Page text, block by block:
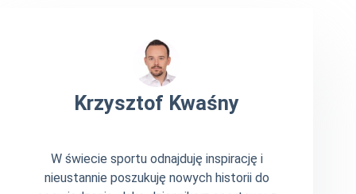
Krzysztof Kwaśny
W świecie sportu odnajduję inspirację i
nieustannie poszukuję nowych historii do